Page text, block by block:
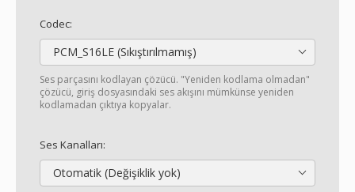
Codec:
PCM_S16LE (Sıkıştırılmamış)
Ses parçasını kodlayan çözücü. "Yeniden kodlama olmadan"
çözücü, giriş dosyasındaki ses akışını mümkünse yeniden
kodlamadan çıktıya kopyalar.
Ses Kanalları:
Otomatik (Değişiklik yok)